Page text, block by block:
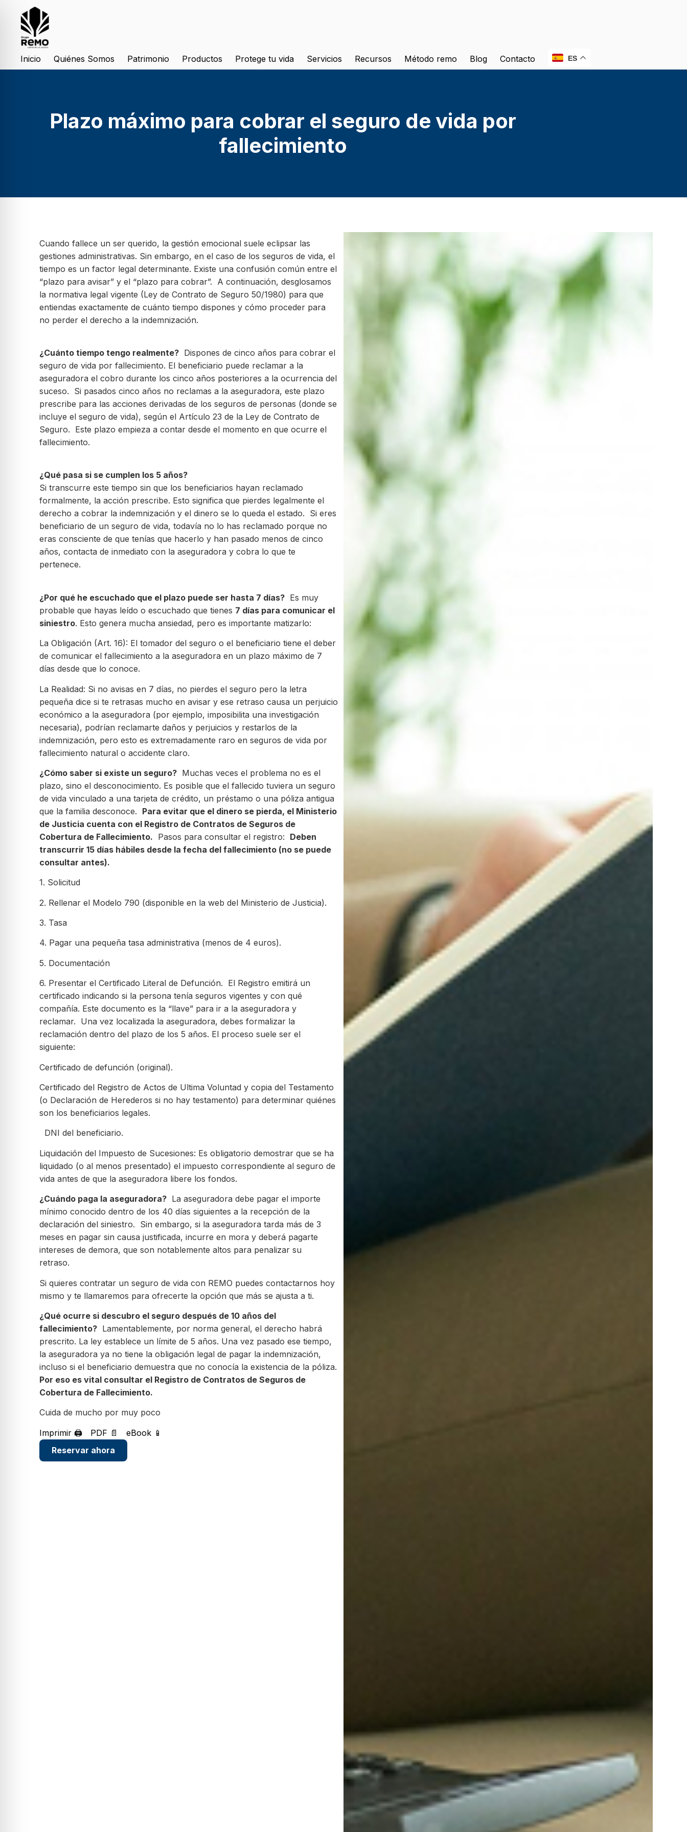
Inicio Quiénes Somos Patrimonio Productos Protege tu vida Servicios Recursos Método remo Blog Contacto ES
Plazo máximo para cobrar el seguro de vida por
fallecimiento
Cuando fallece un ser querido, la gestión emocional suele eclipsar las
gestiones administrativas. Sin embargo, en el caso de los seguros de vida, el
tiempo es un factor legal determinante. Existe una confusión común entre el
“plazo para avisar” y el “plazo para cobrar”. A continuación, desglosamos
la normativa legal vigente (Ley de Contrato de Seguro 50/1980) para que
entiendas exactamente de cuánto tiempo dispones y cómo proceder para
no perder el derecho a la indemnización.
¿Cuánto tiempo tengo realmente? Dispones de cinco años para cobrar el
seguro de vida por fallecimiento. El beneficiario puede reclamar a la
aseguradora el cobro durante los cinco años posteriores a la ocurrencia del
suceso. Si pasados cinco años no reclamas a la aseguradora, este plazo
prescribe para las acciones derivadas de los seguros de personas (donde se
incluye el seguro de vida), según el Artículo 23 de la Ley de Contrato de
Seguro. Este plazo empieza a contar desde el momento en que ocurre el
fallecimiento.
¿Qué pasa si se cumplen los 5 años?
Si transcurre este tiempo sin que los beneficiarios hayan reclamado
formalmente, la acción prescribe. Esto significa que pierdes legalmente el
derecho a cobrar la indemnización y el dinero se lo queda el estado. Si eres
beneficiario de un seguro de vida, todavía no lo has reclamado porque no
eras consciente de que tenías que hacerlo y han pasado menos de cinco
años, contacta de inmediato con la aseguradora y cobra lo que te
pertenece.
¿Por qué he escuchado que el plazo puede ser hasta 7 días? Es muy
probable que hayas leído o escuchado que tienes 7 días para comunicar el
siniestro. Esto genera mucha ansiedad, pero es importante matizarlo:
La Obligación (Art. 16): El tomador del seguro o el beneficiario tiene el deber
de comunicar el fallecimiento a la aseguradora en un plazo máximo de 7
días desde que lo conoce.
La Realidad: Si no avisas en 7 días, no pierdes el seguro pero la letra
pequeña dice si te retrasas mucho en avisar y ese retraso causa un perjuicio
económico a la aseguradora (por ejemplo, imposibilita una investigación
necesaria), podrían reclamarte daños y perjuicios y restarlos de la
indemnización, pero esto es extremadamente raro en seguros de vida por
fallecimiento natural o accidente claro.
¿Cómo saber si existe un seguro? Muchas veces el problema no es el
plazo, sino el desconocimiento. Es posible que el fallecido tuviera un seguro
de vida vinculado a una tarjeta de crédito, un préstamo o una póliza antigua
que la familia desconoce. Para evitar que el dinero se pierda, el Ministerio
de Justicia cuenta con el Registro de Contratos de Seguros de
Cobertura de Fallecimiento. Pasos para consultar el registro: Deben
transcurrir 15 días hábiles desde la fecha del fallecimiento (no se puede
consultar antes).
1. Solicitud
2. Rellenar el Modelo 790 (disponible en la web del Ministerio de Justicia).
3. Tasa
4. Pagar una pequeña tasa administrativa (menos de 4 euros).
5. Documentación
6. Presentar el Certificado Literal de Defunción. El Registro emitirá un
certificado indicando si la persona tenía seguros vigentes y con qué
compañía. Este documento es la “llave” para ir a la aseguradora y
reclamar. Una vez localizada la aseguradora, debes formalizar la
reclamación dentro del plazo de los 5 años. El proceso suele ser el
siguiente:
Certificado de defunción (original).
Certificado del Registro de Actos de Ultima Voluntad y copia del Testamento
(o Declaración de Herederos si no hay testamento) para determinar quiénes
son los beneficiarios legales.
DNI del beneficiario.
Liquidación del Impuesto de Sucesiones: Es obligatorio demostrar que se ha
liquidado (o al menos presentado) el impuesto correspondiente al seguro de
vida antes de que la aseguradora libere los fondos.
¿Cuándo paga la aseguradora? La aseguradora debe pagar el importe
mínimo conocido dentro de los 40 días siguientes a la recepción de la
declaración del siniestro. Sin embargo, si la aseguradora tarda más de 3
meses en pagar sin causa justificada, incurre en mora y deberá pagarte
intereses de demora, que son notablemente altos para penalizar su
retraso.
Si quieres contratar un seguro de vida con REMO puedes contactarnos hoy
mismo y te llamaremos para ofrecerte la opción que más se ajusta a ti.
¿Qué ocurre si descubro el seguro después de 10 años del
fallecimiento? Lamentablemente, por norma general, el derecho habrá
prescrito. La ley establece un límite de 5 años. Una vez pasado ese tiempo,
la aseguradora ya no tiene la obligación legal de pagar la indemnización,
incluso si el beneficiario demuestra que no conocía la existencia de la póliza.
Por eso es vital consultar el Registro de Contratos de Seguros de
Cobertura de Fallecimiento.
Cuida de mucho por muy poco
Imprimir 🖨
PDF 📄
eBook 📱
Reservar ahora